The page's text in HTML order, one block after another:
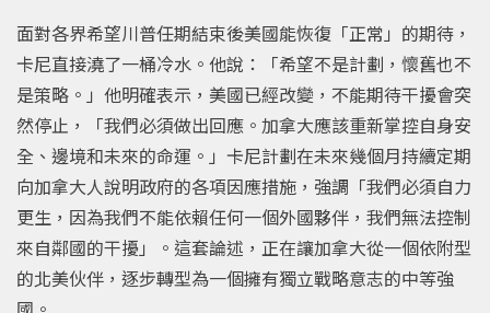
面對各界希望川普任期結束後美國能恢復「正常」的期待，
卡尼直接澆了一桶冷水。他說：「希望不是計劃，懷舊也不
是策略。」他明確表示，美國已經改變，不能期待干擾會突
然停止，「我們必須做出回應。加拿大應該重新掌控自身安
全、邊境和未來的命運。」卡尼計劃在未來幾個月持續定期
向加拿大人說明政府的各項因應措施，強調「我們必須自力
更生，因為我們不能依賴任何一個外國夥伴，我們無法控制
來自鄰國的干擾」。這套論述，正在讓加拿大從一個依附型
的北美伙伴，逐步轉型為一個擁有獨立戰略意志的中等強